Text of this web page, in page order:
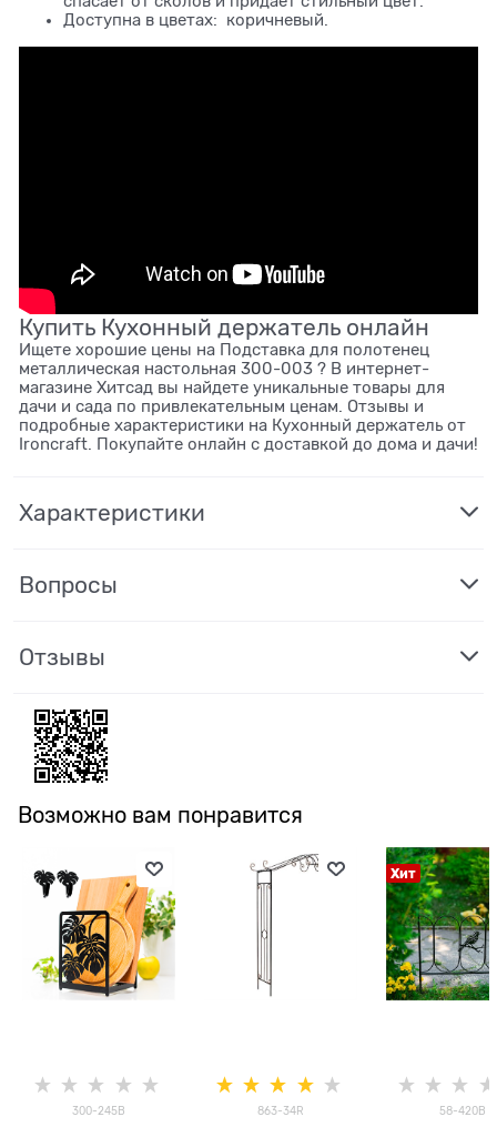
Доступна в цветах: коричневый.
Купить Кухонный держатель онлайн
Ищете хорошие цены на Подставка для полотенец
металлическая настольная 300-003 ? В интернет-
магазине Хитсад вы найдете уникальные товары для
дачи и сада по привлекательным ценам. Отзывы и
подробные характеристики на Кухонный держатель от
Ironcraft. Покупайте онлайн с доставкой до дома и дачи!
Характеристики
Вопросы
Отзывы
Возможно вам понравится
300-245B 863-34R
Хит
58-420B